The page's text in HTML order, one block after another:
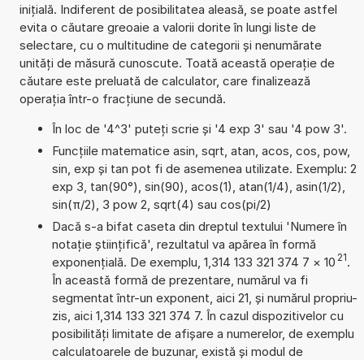
inițială. Indiferent de posibilitatea aleasă, se poate astfel
evita o căutare greoaie a valorii dorite în lungi liste de
selectare, cu o multitudine de categorii și nenumărate
unități de măsură cunoscute. Toată această operație de
căutare este preluată de calculator, care finalizează
operația într-o fracțiune de secundă.
În loc de '4^3' puteți scrie și '4 exp 3' sau '4 pow 3'.
Funcțiile matematice asin, sqrt, atan, acos, cos, pow,
sin, exp și tan pot fi de asemenea utilizate. Exemplu: 2
exp 3, tan(90°), sin(90), acos(1), atan(1/4), asin(1/2),
sin(π/2), 3 pow 2, sqrt(4) sau cos(pi/2)
Dacă s-a bifat caseta din dreptul textului 'Numere în
notație științifică', rezultatul va apărea în formă
exponențială. De exemplu, 1,314 133 321 374 7 × 10 21.
În această formă de prezentare, numărul va fi
segmentat într-un exponent, aici 21, și numărul propriu-
zis, aici 1,314 133 321 374 7. În cazul dispozitivelor cu
posibilități limitate de afișare a numerelor, de exemplu
calculatoarele de buzunar, există și modul de